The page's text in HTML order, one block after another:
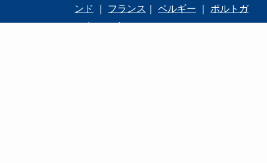
ンド
フランス ベルギー
ポルトガ
ル｜マルタ